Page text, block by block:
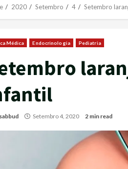
2020 Setembro 4 Setembro
Médica Endocrinologia Pediatria
Setembro 4, 2020 2 min read